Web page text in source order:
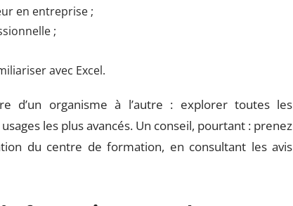
en entreprise ;
;
avec Excel.
d’un organisme à l’autre : explorer toutes les
les plus avancés. Un conseil, pourtant : prenez
du centre de formation, en consultant les avis